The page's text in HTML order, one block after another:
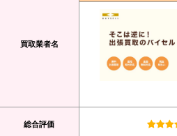
買取業者名
総合評価